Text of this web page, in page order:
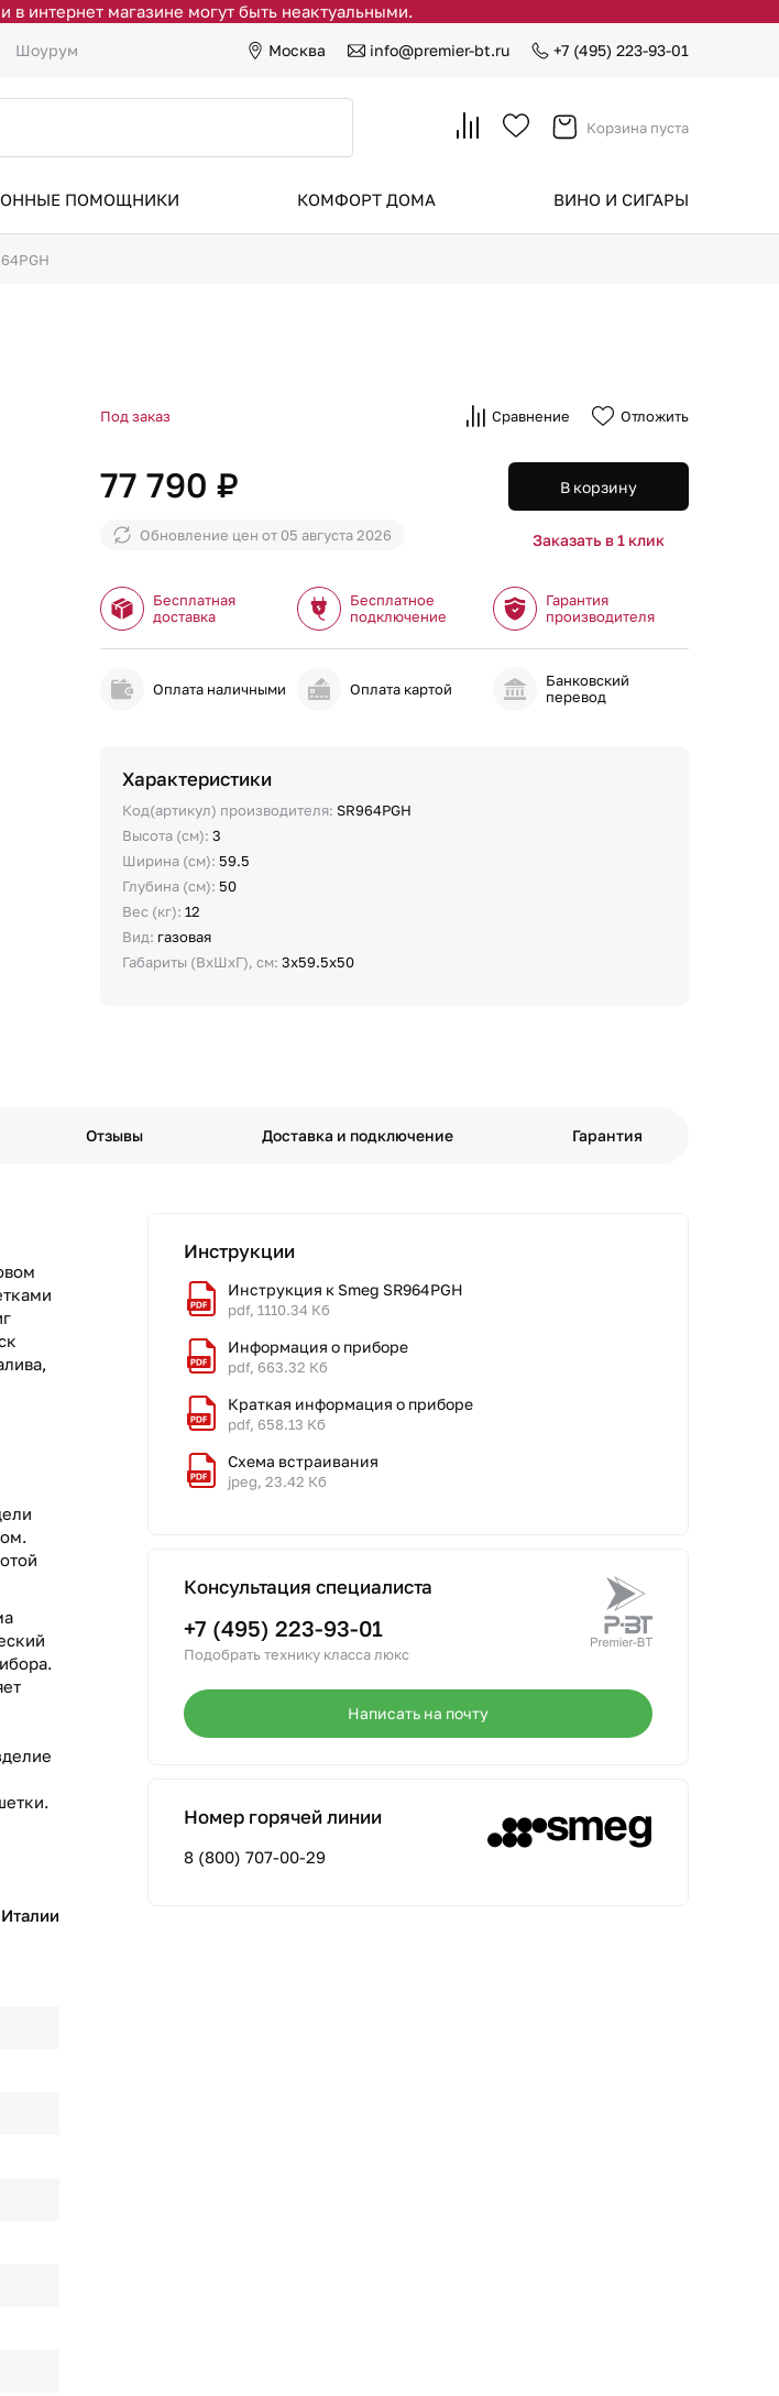
в интернет магазине могут быть неактуальными.
Шоурум Москва info@premier-bt.ru +7 (495) 223-93-01
Корзина пуста
ПОМОЩНИКИ КОМФОРТ ДОМА ВИНО И СИГАРЫ
Под заказ Сравнение Отложить
77 790 ₽
Обновление цен от 05 августа 2026
В корзину
Заказать в 1 клик
Бесплатная
доставка
Бесплатное
подключение
Гарантия
производителя
Оплата наличными Оплата картой
Банковский
перевод
Характеристики
Код(артикул) производителя: SR964PGH
Высота (см):3
Ширина (см): 59.5
Глубина (см): 50
Вес (кг):12
Вид: газовая
Габариты (ВхШхГ), см:3x59.5x50
Отзывы Доставка и подключение Гарантия
Инструкции
Инструкция к Smeg SR964PGH
pdf, 1110.34 Кб
Информация о приборе
pdf, 663.32 Кб
Краткая информация о приборе
pdf, 658.13 Кб
Схема встраивания
jpeg, 23.42 Кб
Консультация специалиста
+7 (495) 223-93-01
Подобрать технику класса люкс
Написать на почту
Номер горячей линии
8 (800) 707-00-29